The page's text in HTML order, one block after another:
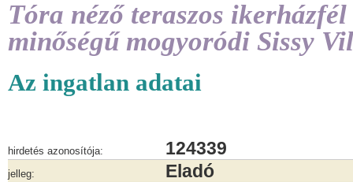
Tóra néző teraszos
minőségű mogyoródi Sissy
Az ingatlan adatai
hirdetés azonosítója: 124339
jelleg: Eladó